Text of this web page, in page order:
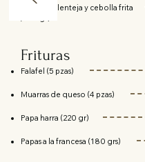
Arroz con lenteja y cebolla frita
Frituras
Falafel (5 pzas)
Muarras de queso (4 pzas)
Papa harra (220 gr)
Papas a la francesa (180 grs)